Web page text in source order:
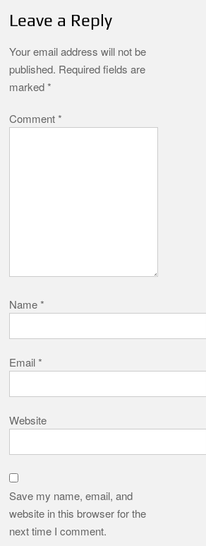
Leave a Reply
Your email address will not be
published. Required fields are
marked*
Comment*
Name*
Email*
Website
Save my name, email, and
website in this browser for the
next time I comment.